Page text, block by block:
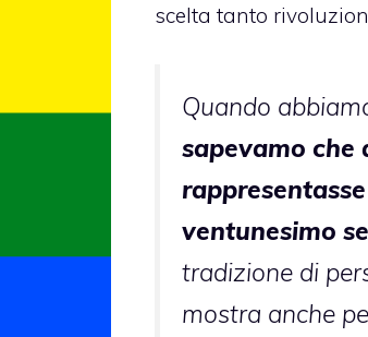
scelta tanto
Quando
sapevamo che
ventunesimo
tradizione di
mostra anche